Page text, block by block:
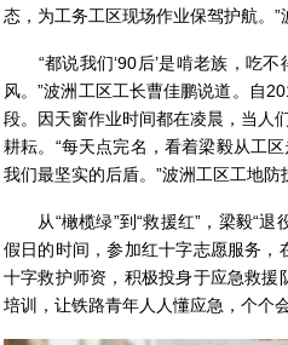
态，为工务工区现场作业保驾护航。
“都说我们‘90后’是啃老族，吃不
风。”波洲工区工长曹佳鹏说道。自
段。因天窗作业时间都在凌晨，当人
耕耘。“每天点完名，看着梁毅从工
我们最坚实的后盾。”波洲工区工地
从“橄榄绿”到“救援红”，梁毅“退
假日的时间，参加红十字志愿服务
十字救护师资，积极投身于应急救
培训，让铁路青年人人懂应急，个个